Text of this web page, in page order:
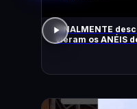
FINALMENTE
vieram os ANÉIS